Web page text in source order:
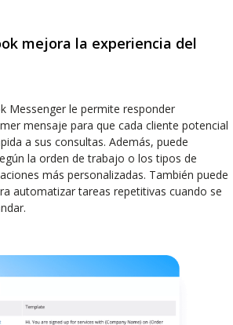
mejora la experiencia del
Messenger le permite responder
mensaje para que cada cliente potencial
a sus consultas. Además, puede
la orden de trabajo o los tipos de
más personalizadas. También puede
automatizar tareas repetitivas cuando se